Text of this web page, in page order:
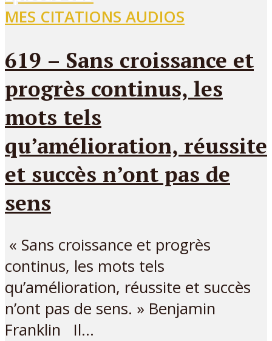
MES CITATIONS AUDIOS
619 – Sans croissance et
progrès continus, les
mots tels
qu’amélioration, réussite
et succès n’ont pas de
sens
« Sans croissance et progrès
continus, les mots tels
qu’amélioration, réussite et succès
n’ont pas de sens. » Benjamin
Franklin Il...